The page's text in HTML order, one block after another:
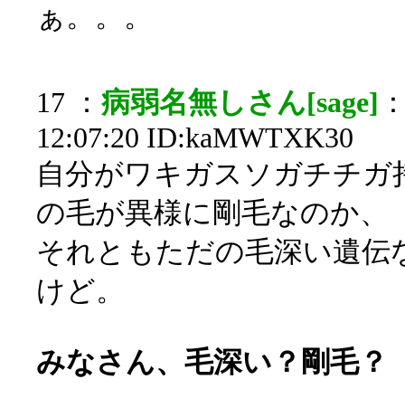
ぁ。。。
17 ： 病弱名無しさん[sage]
12:07:20 ID:kaMWTXK30
自分がワキガスソガチチ
の毛が異様に剛毛なのか、
それともただの毛深い遺
けど。
みなさん、毛深い？剛毛？